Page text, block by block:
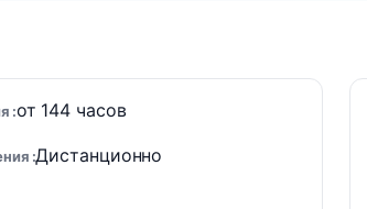
от 144 часов
Дистанционно